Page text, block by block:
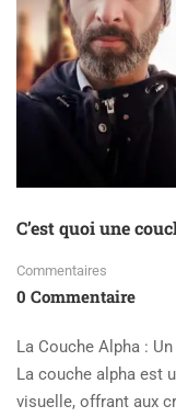
SCENE
DESCRIPTION)
:
RÉVOLUTION
DANS
LA
C’est quoi une
Commentaires
0 Commentaire
La Couche Alpha :
La couche alpha est
visuelle, offrant aux